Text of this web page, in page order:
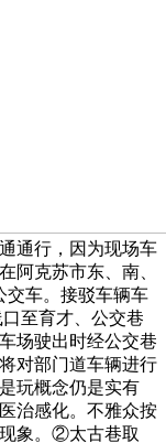
通行，因为现场车
阿克苏市东、南、
交车。接驳车辆车
至育才、公交巷
场驶出时经公交巷
对部门道车辆进行
玩概念仍是实有
治感化。不雅众按
象。②太古巷取